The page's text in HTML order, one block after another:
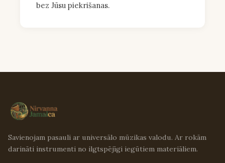
bez Jūsu piekrišanas.
Savienojam pasauli ar universālo mūzikas valodu. Ar rokām
darināti instrumenti no ilgtspējīgi iegūtiem materiāliem.